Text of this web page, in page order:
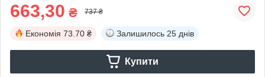
663,30 ₴ 737 ₴
Економія 73.70 ₴ Залишилось 25 днів
Купити